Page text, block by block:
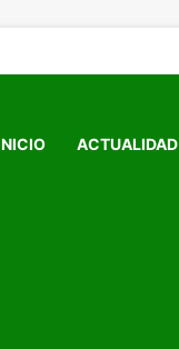
ACTUALIDAD